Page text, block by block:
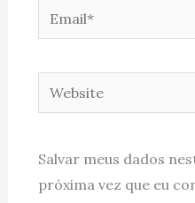
Email*
Website
Salvar meus dados
próxima vez que eu